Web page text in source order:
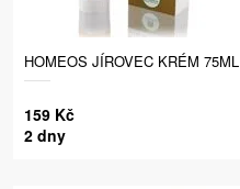
HOMEOS JÍROVEC KRÉM 75ML
159 Kč
2 dny